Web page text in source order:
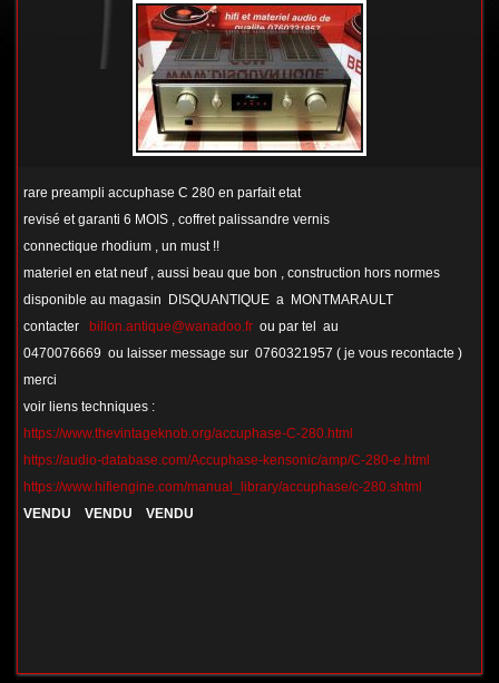
rare preampli accuphase C 280 en parfait etat
revisé et garanti 6 MOIS , coffret palissandre vernis
connectique rhodium , un must !!
materiel en etat neuf , aussi beau que bon , construction hors normes
disponible au magasin DISQUANTIQUE a MONTMARAULT
contacter billon.antique@wanadoo.fr ou par tel au
0470076669 ou laisser message sur 0760321957 ( je vous recontacte )
merci
voir liens techniques :
https://www.thevintageknob.org/accuphase-C-280.html
https://audio-database.com/Accuphase-kensonic/amp/C-280-e.html
https://www.hifiengine.com/manual_library/accuphase/c-280.shtml
VENDU VENDU VENDU